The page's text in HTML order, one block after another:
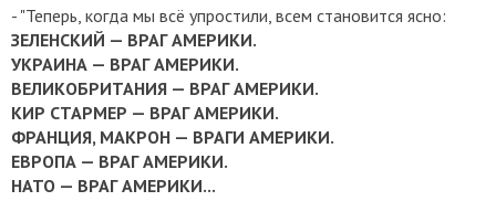
- "Теперь, когда мы всё упростили, всем становится ясно:
ЗЕЛЕНСКИЙ — ВРАГ АМЕРИКИ.
УКРАИНА — ВРАГ АМЕРИКИ.
ВЕЛИКОБРИТАНИЯ — ВРАГ АМЕРИКИ.
КИР СТАРМЕР — ВРАГ АМЕРИКИ.
ФРАНЦИЯ, МАКРОН — ВРАГИ АМЕРИКИ.
ЕВРОПА — ВРАГ АМЕРИКИ.
НАТО — ВРАГ АМЕРИКИ...